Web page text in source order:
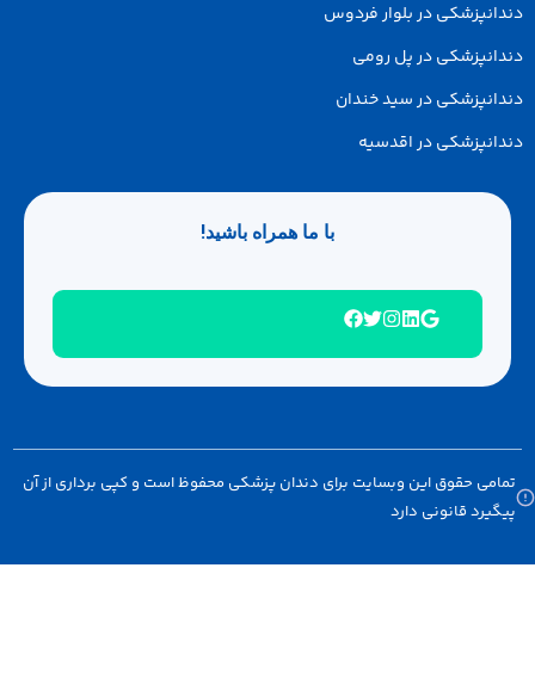
در بلوار فردوس
در پل رومی
در سید خندان
در اقدسیه
با ما همراه باشید!
حقوق این وبسایت برای دندان پزشکی محفوظ است و کپی برداری از آن
قانونی دارد